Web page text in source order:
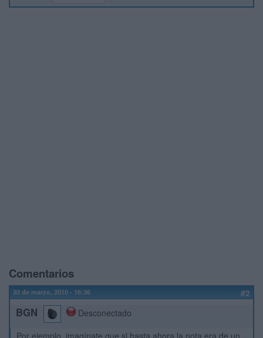
Comentarios
30 de marzo, 2010 - 16:36 #2
BGN
Desconectado
Por ejemplo, imagínate que si hasta ahora la nota era de un